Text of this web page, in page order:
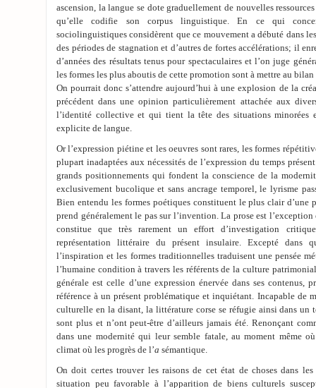
ascension, la langue se dote graduellement de nouvelles
qu’elle codifie son corpus linguistique. En ce qui
sociolinguistiques considèrent que ce mouvement a débuté dans
des périodes de stagnation et d’autres de fortes accélérations; il
d’années des résultats tenus pour spectaculaires et l’on juge
les formes les plus aboutis de cette promotion sont à mettre au bilan
On pourrait donc s’attendre aujourd’hui à une explosion de la
précédent dans une opinion particulièrement attachée aux
l’identité collective et qui tient la tête des situations minorées
explicite de langue.
Or l’expression piétine et les oeuvres sont rares, les formes
plupart inadaptées aux nécessités de l’expression du temps
grands positionnements qui fondent la conscience de la
exclusivement bucolique et sans ancrage temporel, le lyrisme
Bien entendu les formes poétiques constituent le plus clair
prend généralement le pas sur l’invention. La prose est
constitue que très rarement un effort d’investigation
représentation littéraire du présent insulaire. Excepté dans
l’inspiration et les formes traditionnelles traduisent une pensée
l’humaine condition à travers les référents de la culture
générale est celle d’une expression énervée dans ses contenus,
référence à un présent problématique et inquiétant. Incapable de
culturelle en la disant, la littérature corse se réfugie ainsi dans un
sont plus et n’ont peut-être d’ailleurs jamais été. Renonçant
dans une modernité qui leur semble fatale, au moment même
climat où les progrès de l’a sémantique.
On doit certes trouver les raisons de cet état de choses dans les
situation peu favorable à l’apparition de biens culturels